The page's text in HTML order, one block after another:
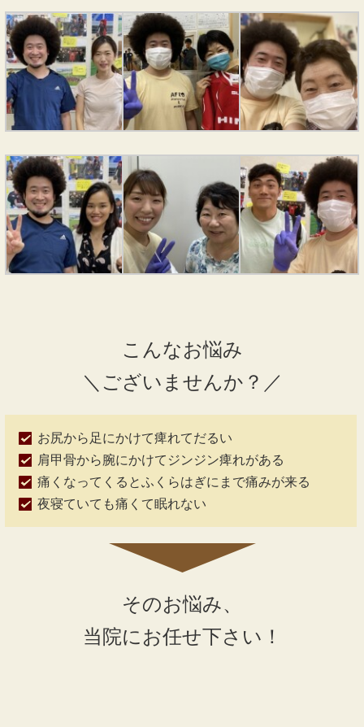
こんなお悩み
＼ございませんか？／
お尻から足にかけて痺れてだるい
肩甲骨から腕にかけてジンジン痺れがある
痛くなってくるとふくらはぎにまで痛みが来る
夜寝ていても痛くて眠れない
そのお悩み、
当院にお任せ下さい！